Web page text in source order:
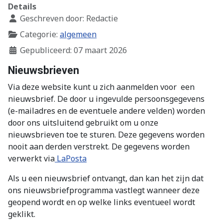
Details
Geschreven door: Redactie
Categorie: algemeen
Gepubliceerd: 07 maart 2026
Nieuwsbrieven
Via deze website kunt u zich aanmelden voor een
nieuwsbrief. De door u ingevulde persoonsgegevens
(e-mailadres en de eventuele andere velden) worden
door ons uitsluitend gebruikt om u onze
nieuwsbrieven toe te sturen. Deze gegevens worden
nooit aan derden verstrekt. De gegevens worden
verwerkt via LaPosta
Als u een nieuwsbrief ontvangt, dan kan het zijn dat
ons nieuwsbriefprogramma vastlegt wanneer deze
geopend wordt en op welke links eventueel wordt
geklikt.